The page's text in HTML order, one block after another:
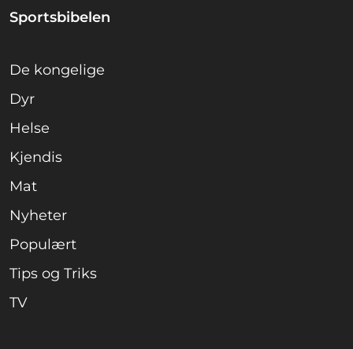
Sportsbibelen
De kongelige
Dyr
Helse
Kjendis
Mat
Nyheter
Populært
Tips og Triks
TV